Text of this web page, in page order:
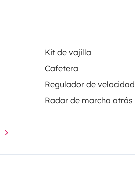
Kit de vajilla
Cafetera
Regulador de velocidad
Radar de marcha atrás